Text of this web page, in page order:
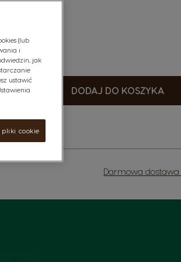
DODAJ DO KOSZYKA
Darmowa dostawa
(lub
i
jak
ustawić
pliki cookie